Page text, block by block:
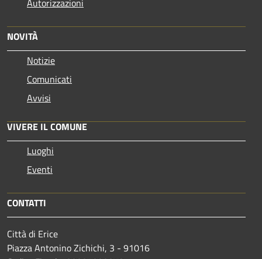
NOVITÀ
Notizie
Comunicati
Avvisi
VIVERE IL COMUNE
Luoghi
Eventi
CONTATTI
Città di Erice
Piazza Antonino Zichichi, 3 - 91016